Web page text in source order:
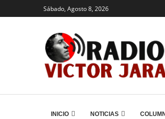
Sábado, Agosto 8, 2026
INICIO NOTICIAS